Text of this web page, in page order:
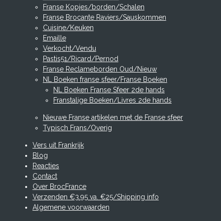
Franse Kopjes/borden/Schalen
Franse Brocante Raviers/Sauskommen
Cuisine/Keuken
Emaille
Verkocht/Vendu
Pastis51/Ricard/Pernod
Franse Reclameborden Oud/Nieuw
NL Boeken franse sfeer/Franse Boeken
NL Boeken Franse Sfeer 2de hands
Franstalige Boeken/Livres 2de hands
Nieuwe Franse artikelen met de Franse sfeer
Typisch Frans/Overig
Vers uit Frankrijk
Blog
Reacties
Contact
Over BrocFrance
Verzenden €3.95 va. €25/Shipping info
Algemene voorwaarden